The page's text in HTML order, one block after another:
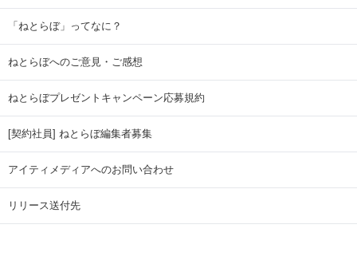
「ねとらぼ」ってなに？
ねとらぼへのご意見・ご感想
ねとらぼプレゼントキャンペーン応募規約
[契約社員] ねとらぼ編集者募集
アイティメディアへのお問い合わせ
リリース送付先